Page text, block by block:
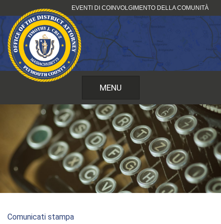
al
contenuto
EVENTI DI COINVOLGIMENTO DELLA COMUNITÀ
MENU
Comunicati stampa